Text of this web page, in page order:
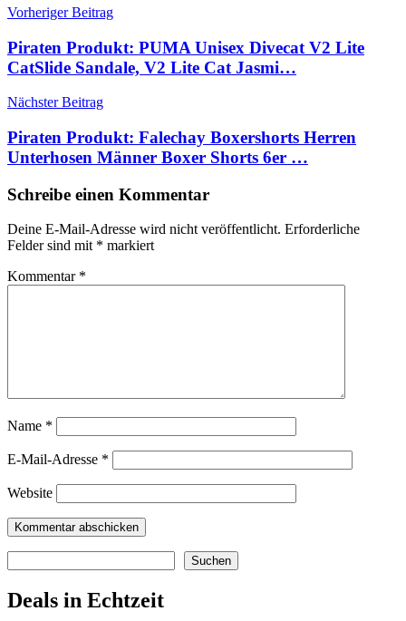
Beitragsnavigation
Vorheriger Beitrag
Piraten Produkt: PUMA Unisex Divecat V2 Lite
CatSlide Sandale, V2 Lite Cat Jasmi…
Nächster Beitrag
Piraten Produkt: Falechay Boxershorts Herren
Unterhosen Männer Boxer Shorts 6er …
Schreibe einen Kommentar
Deine E-Mail-Adresse wird nicht veröffentlicht. Erforderliche
Felder sind mit * markiert
Kommentar *
Name *
E-Mail-Adresse *
Website
Suchen
Deals in Echtzeit